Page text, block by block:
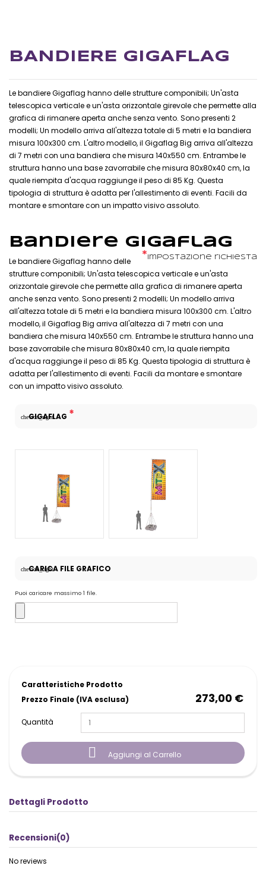
BANDIERE GIGAFLAG
Le bandiere Gigaflag hanno delle strutture componibili; Un'asta
telescopica verticale e un'asta orizzontale girevole che permette alla
grafica di rimanere aperta anche senza vento. Sono presenti 2
modelli; Un modello arriva all'altezza totale di 5 metri e la bandiera
misura 100x300 cm. L'altro modello, il Gigaflag Big arriva all'altezza
di 7 metri con una bandiera che misura 140x550 cm. Entrambe le
struttura hanno una base zavorrabile che misura 80x80x40 cm, la
quale riempita d'acqua raggiunge il peso di 85 Kg. Questa
tipologia di struttura è adatta per l'allestimento di eventi. Facili da
montare e smontare con un impatto visivo assoluto.
Bandiere Gigaflag
* Impostazione richiesta
Le bandiere Gigaflag hanno delle
strutture componibili; Un'asta telescopica verticale e un'asta
orizzontale girevole che permette alla grafica di rimanere aperta
anche senza vento. Sono presenti 2 modelli; Un modello arriva
all'altezza totale di 5 metri e la bandiera misura 100x300 cm. L'altro
modello, il Gigaflag Big arriva all'altezza di 7 metri con una
bandiera che misura 140x550 cm. Entrambe le struttura hanno una
base zavorrabile che misura 80x80x40 cm, la quale riempita
d'acqua raggiunge il peso di 85 Kg. Questa tipologia di struttura è
adatta per l'allestimento di eventi. Facili da montare e smontare
con un impatto visivo assoluto.
chevron_right
GIGAFLAG *
chevron_right
CARICA FILE GRAFICO
Puoi caricare massimo 1 file.
Caratteristiche Prodotto
Prezzo Finale (IVA esclusa)
273,00 €
Quantità
 Aggiungi al Carrello
Dettagli Prodotto
Recensioni(0)
No reviews